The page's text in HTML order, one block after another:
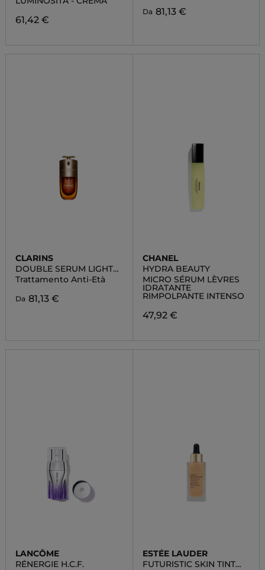
61,42 €
Da 81,13 €
CLARINS
DOUBLE SERUM LIGHT
TEXTURE
Trattamento Anti-Età
Da 81,13 €
CHANEL
HYDRA BEAUTY
MICRO SÉRUM LÈVRES
IDRATANTE
RIMPOLPANTE INTENSO
47,92 €
LANCÔME
RÉNERGIE H.C.F.
ESTÉE LAUDER
FUTURISTIC SKIN TINT